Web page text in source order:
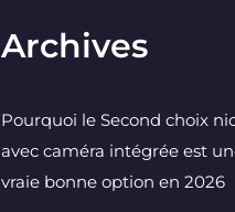
Archives
Pourquoi le Second choix
avec caméra intégrée est
vraie bonne option en 2026